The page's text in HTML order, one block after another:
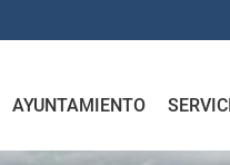
AYUNTAMIENTO